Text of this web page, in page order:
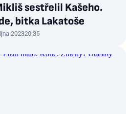
sestřelil Kašeho.
bitka Lakatoše
202320:35